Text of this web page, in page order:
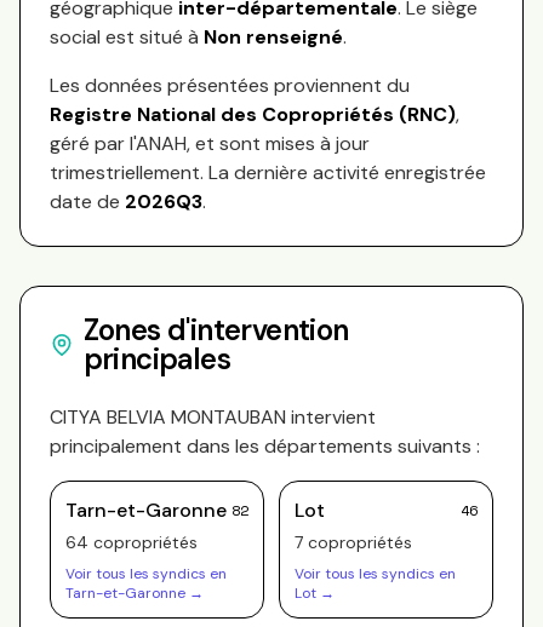
géographique inter-départementale. Le siège
social est situé à Non renseigné.
Les données présentées proviennent du
Registre National des Copropriétés (RNC),
géré par l'ANAH, et sont mises à jour
trimestriellement. La dernière activité enregistrée
date de 2026Q3.
Zones d'intervention
principales
CITYA BELVIA MONTAUBAN intervient
principalement dans les départements suivants :
Tarn-et-Garonne 82
64 copropriétés
Voir tous les syndics en
Tarn-et-Garonne →
Lot 46
7 copropriétés
Voir tous les syndics en
Lot →